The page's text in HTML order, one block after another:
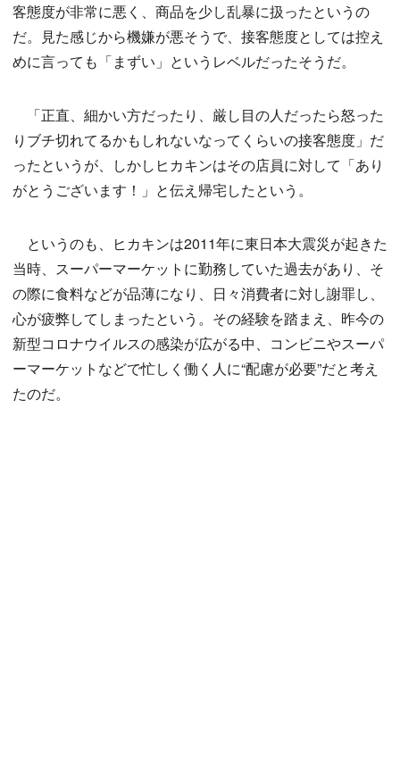
客態度が非常に悪く、商品を少し乱暴に扱ったというの
だ。見た感じから機嫌が悪そうで、接客態度としては控え
めに言っても「まずい」というレベルだったそうだ。
「正直、細かい方だったり、厳し目の人だったら怒った
りブチ切れてるかもしれないなってくらいの接客態度」だ
ったというが、しかしヒカキンはその店員に対して「あり
がとうございます！」と伝え帰宅したという。
というのも、ヒカキンは2011年に東日本大震災が起きた
当時、スーパーマーケットに勤務していた過去があり、そ
の際に食料などが品薄になり、日々消費者に対し謝罪し、
心が疲弊してしまったという。その経験を踏まえ、昨今の
新型コロナウイルスの感染が広がる中、コンビニやスーパ
ーマーケットなどで忙しく働く人に“配慮が必要”だと考え
たのだ。